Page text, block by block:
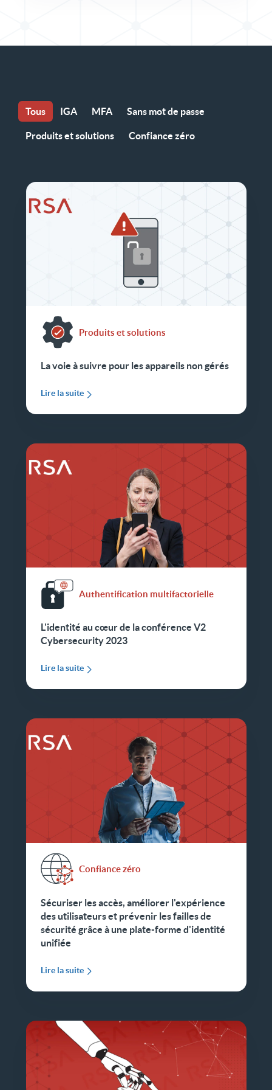
Tous IGA MFA Sans mot de passe
Produits et solutions Confiance zéro
Produits et solutions
La voie à suivre pour les appareils non gérés
Lire la suite
Authentification multifactorielle
L'identité au cœur de la conférence V2
Cybersecurity 2023
Lire la suite
Confiance zéro
Sécuriser les accès, améliorer l'expérience
des utilisateurs et prévenir les failles de
sécurité grâce à une plate-forme d'identité
unifiée
Lire la suite